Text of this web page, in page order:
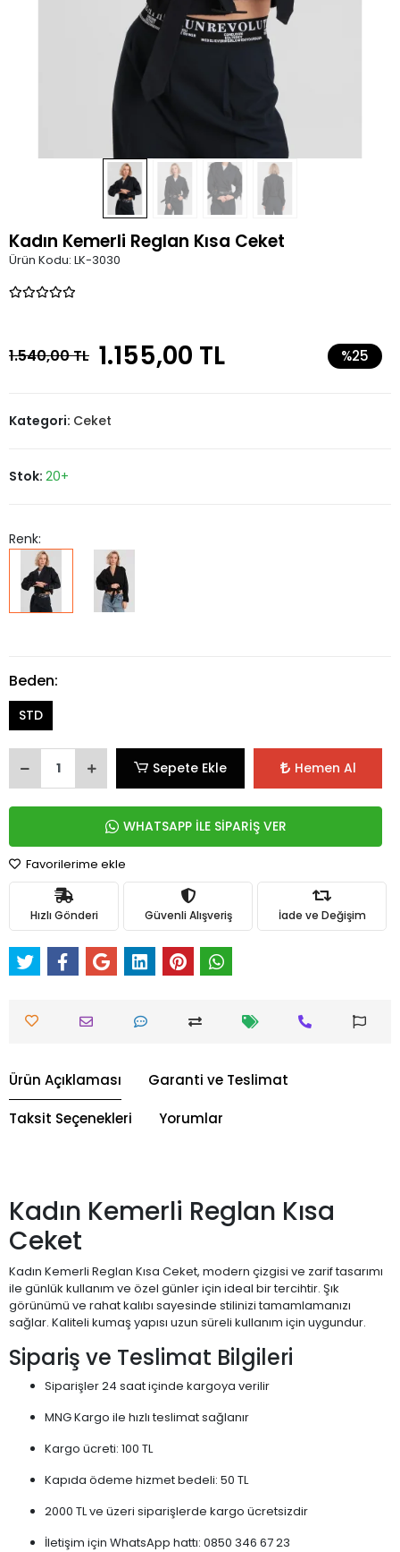
Kadın Kemerli Reglan Kısa Ceket
Ürün Kodu: LK-3030
1.540,00 TL 1.155,00 TL %25
Kategori: Ceket
Stok: 20+
Renk:
Beden:
STD
Sepete Ekle Hemen Al
WHATSAPP İLE SİPARİŞ VER
Favorilerime ekle
Hızlı Gönderi Güvenli Alışveriş İade ve Değişim
Ürün Açıklaması Garanti ve Teslimat
Taksit Seçenekleri Yorumlar
Kadın Kemerli Reglan Kısa
Ceket
Kadın Kemerli Reglan Kısa Ceket, modern çizgisi ve zarif tasarımı
ile günlük kullanım ve özel günler için ideal bir tercihtir. Şık
görünümü ve rahat kalıbı sayesinde stilinizi tamamlamanızı
sağlar. Kaliteli kumaş yapısı uzun süreli kullanım için uygundur.
Sipariş ve Teslimat Bilgileri
Siparişler 24 saat içinde kargoya verilir
MNG Kargo ile hızlı teslimat sağlanır
Kargo ücreti: 100 TL
Kapıda ödeme hizmet bedeli: 50 TL
2000 TL ve üzeri siparişlerde kargo ücretsizdir
İletişim için WhatsApp hattı: 0850 346 67 23